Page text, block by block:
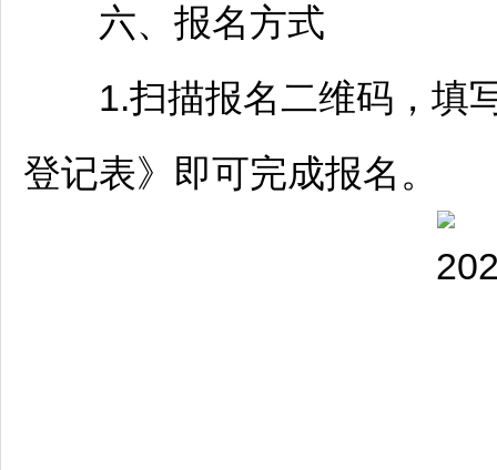
六、报名方式
1.扫描报名二维码，填
登记表》即可完成报名。